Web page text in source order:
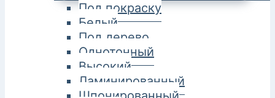
Под покраску
Белый
Под дерево
Однотонный
Высокий
Ламинированный